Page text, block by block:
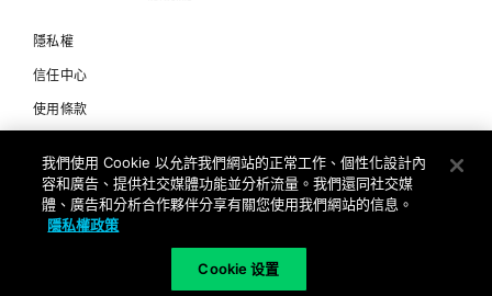
隱私權
信任中心
使用條款
Copyright © 2026 Palo Alto Networks. All Rights Reserved
我們使用 Cookie 以允許我們網站的正常工作、個性化設計內
容和廣告、提供社交媒體功能並分析流量。我們還同社交媒
體、廣告和分析合作夥伴分享有關您使用我們網站的信息。
隱私權政策
Cookie 设置